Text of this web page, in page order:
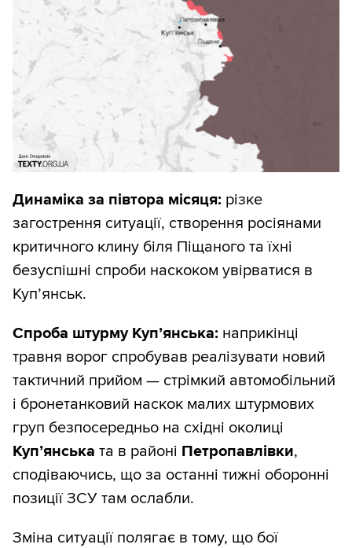
Динаміка за півтора місяця: різке
загострення ситуації, створення росіянами
критичного клину біля Піщаного та їхні
безуспішні спроби наскоком увірватися в
Куп’янськ.
Спроба штурму Куп’янська: наприкінці
травня ворог спробував реалізувати новий
тактичний прийом — стрімкий автомобільний
і бронетанковий наскок малих штурмових
груп безпосередньо на східні околиці
Куп’янська та в районі Петропавлівки,
сподіваючись, що за останні тижні оборонні
позиції ЗСУ там ослабли.
Зміна ситуації полягає в тому, що бої